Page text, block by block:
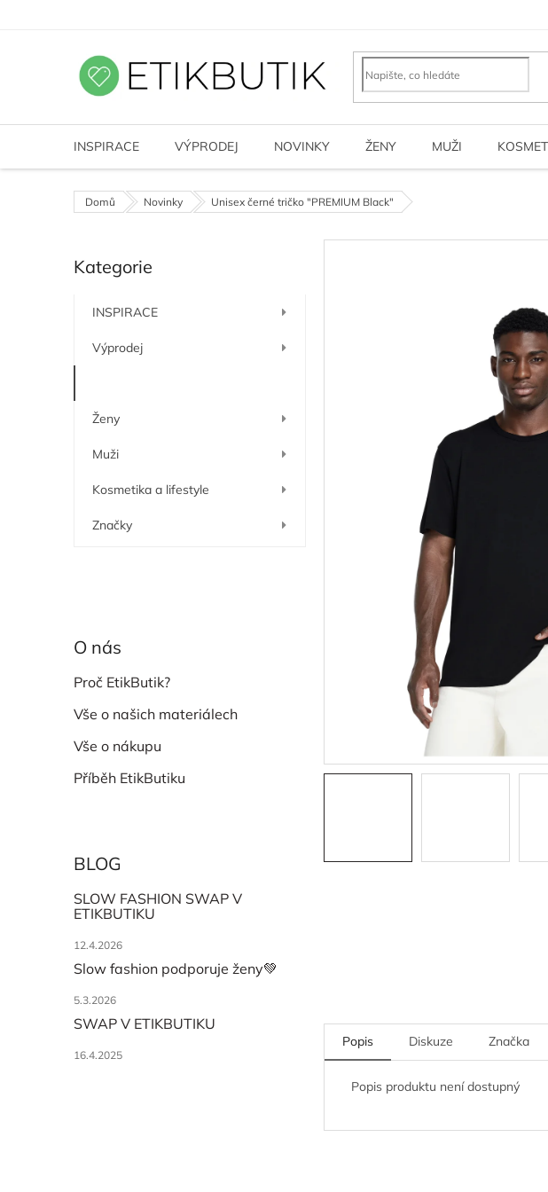
INSPIRACE VÝPRODEJ NOVINKY ŽENY MUŽI
Domů Novinky Unisex černé tričko "PREMIUM Black"
o
n
í
Přeskočit
kategorie
Kategorie
INSPIRACE
Výprodej
Ženy
Muži
Kosmetika a lifestyle
Značky
O nás
Proč EtikButik?
Vše o našich materiálech
Vše o nákupu
Příběh EtikButiku
BLOG
SLOW FASHION SWAP V
ETIKBUTIKU
12.4.2026
Slow fashion podporuje ženy💚
5.3.2026
SWAP V ETIKBUTIKU
16.4.2025
Popis Diskuze Značka
Popis produktu není dostupný